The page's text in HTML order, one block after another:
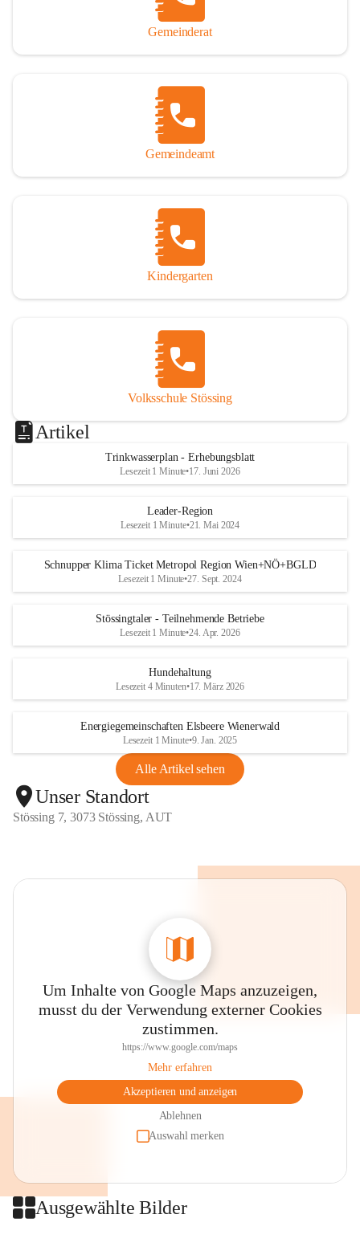
Gemeinderat
Gemeindeamt
Kindergarten
Volksschule Stössing
Artikel
Trinkwasserplan - Erhebungsblatt
Lesezeit 1 Minute•17. Juni 2026
Leader-Region
Lesezeit 1 Minute•21. Mai 2024
Schnupper Klima Ticket Metropol Region Wien+NÖ+BGLD
Lesezeit 1 Minute•27. Sept. 2024
Stössingtaler - Teilnehmende Betriebe
Lesezeit 1 Minute•24. Apr. 2026
Hundehaltung
Lesezeit 4 Minuten•17. März 2026
Energiegemeinschaften Elsbeere Wienerwald
Lesezeit 1 Minute•9. Jan. 2025
Alle Artikel sehen
Unser Standort
Stössing 7, 3073 Stössing, AUT
Um Inhalte von Google Maps anzuzeigen,
musst du der Verwendung externer Cookies
zustimmen.
https://www.google.com/maps
Mehr erfahren
Akzeptieren und anzeigen
Ablehnen
Auswahl merken
Ausgewählte Bilder